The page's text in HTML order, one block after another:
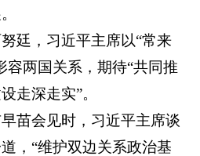
廷，习近平主席以“常来
容两国关系，期待“共同推
走深走实”。
苗会见时，习近平主席谈
，“维护双边关系政治基